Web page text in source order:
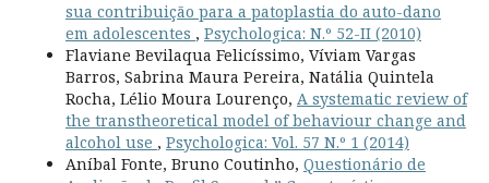
sua contribuição para a patoplastia do auto-dano
em adolescentes , Psychologica: N.º 52-II (2010)
Flaviane Bevilaqua Felicíssimo, Víviam Vargas
Barros, Sabrina Maura Pereira, Natália Quintela
Rocha, Lélio Moura Lourenço, A systematic review of
the transtheoretical model of behaviour change and
alcohol use , Psychologica: Vol. 57 N.º 1 (2014)
Aníbal Fonte, Bruno Coutinho, Questionário de